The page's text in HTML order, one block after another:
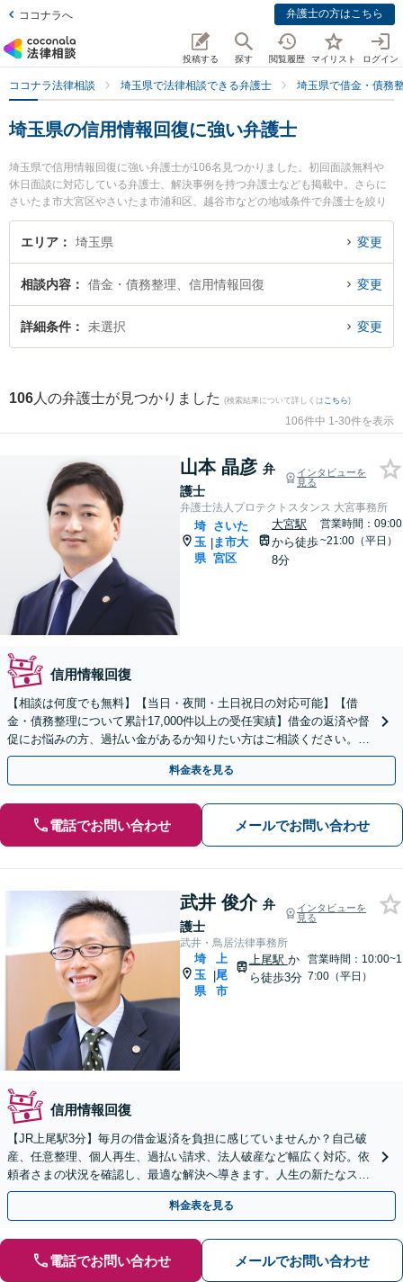
ココナラへ 弁護士の方はこちら
投稿する 探す 閲覧履歴 マイリスト ログイン
ココナラ法律相談 埼玉県で法律相談できる弁護士 埼玉県で借金・債務
埼玉県の信用情報回復に強い弁護士
埼玉県で信用情報回復に強い弁護士が106名見つかりました。初回面談無料や
休日面談に対応している弁護士、解決事例を持つ弁護士なども掲載中。さらに
さいたま市大宮区やさいたま市浦和区、越谷市などの地域条件で弁護士を絞り
込めます。借金・債務整理に関係する消費者金融の債務整理やクレジット会社
の債務整理、リボ払いの債務整理等の細かな分野での絞り込み検索もでき便利
の鈴木 祐子弁護士のプロフィール情報や弁護士費用、強みなどが注目されてい
ます。『埼玉県で土日や夜間に発生した信用情報回復のトラブルを今すぐに弁
護士に相談したい』『信用情報回復のトラブル解決の実績豊富な近くの弁護士
エリア 埼玉県 変更
相談内容 借金・債務整理、信用情報回復 変更
詳細条件 未選択 変更
106 人の弁護士が見つかりました (検索結果について詳しくは こちら)
106件中 1-30件を表示
山本 晶彦 弁
護士
インタビューを
見る
弁護士法人プロテクトスタンス 大宮事務所
埼
玉
県
|
さいた
ま市大
宮区
大宮駅
から徒歩
8分
営業時間：09:00
~21:00（平日）
信用情報回復
【相談は何度でも無料】【当日・夜間・土日祝日の対応可能】【借
金・債務整理について累計17,000件以上の受任実績】借金の返済や督
促にお悩みの方、過払い金があるか知りたい方はご相談ください。ベ
ストな解決策を提案いたします。
料金表を見る
電話でお問い合わせ メールでお問い合わせ
武井 俊介 弁
護士
インタビューを
見る
武井・鳥居法律事務所
埼
玉
県
|
上
尾
市
上尾駅 か
ら徒歩3分
営業時間：10:00~1
7:00（平日）
信用情報回復
【JR上尾駅3分】毎月の借金返済を負担に感じていませんか？自己破
産、任意整理、個人再生、過払い請求、法人破産など幅広く対応。依
頼者さまの状況を確認し、最適な解決へ導きます。人生の新たなスタ
ートをお手伝いさせてください。【初回面談無料】
料金表を見る
電話でお問い合わせ メールでお問い合わせ